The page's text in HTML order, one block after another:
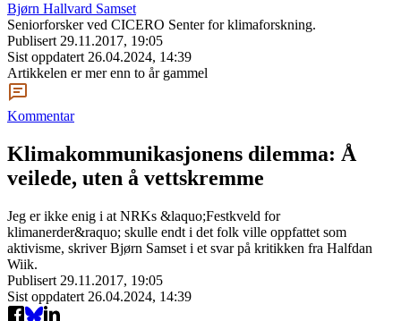
Bjørn Hallvard Samset
Seniorforsker ved CICERO Senter for klimaforskning.
Publisert 29.11.2017, 19:05
Sist oppdatert 26.04.2024, 14:39
Artikkelen er mer enn to år gammel
Kommentar
Klimakommunikasjonens dilemma: Å
veilede, uten å vettskremme
Jeg er ikke enig i at NRKs &laquo;Festkveld for
klimanerder&raquo; skulle endt i det folk ville oppfattet som
aktivisme, skriver Bjørn Samset i et svar på kritikken fra Halfdan
Wiik.
Publisert 29.11.2017, 19:05
Sist oppdatert 26.04.2024, 14:39